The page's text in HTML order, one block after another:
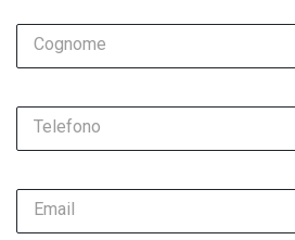
Cognome
Telefono
Email